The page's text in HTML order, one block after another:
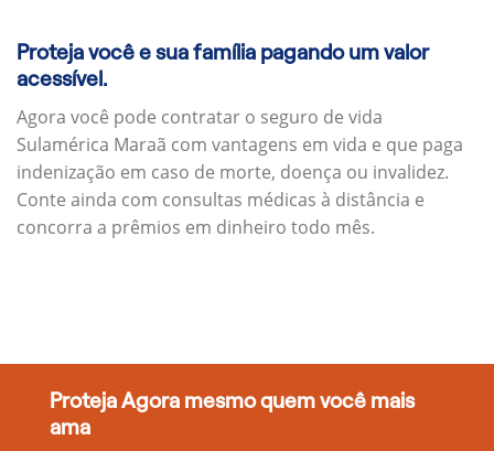
Proteja você e sua família pagando um valor
acessível.
Agora você pode contratar o seguro de vida
Sulamérica Maraã com vantagens em vida e que paga
indenização em caso de morte, doença ou invalidez.
Conte ainda com consultas médicas à distância e
concorra a prêmios em dinheiro todo mês.
Proteja Agora mesmo quem você mais
ama